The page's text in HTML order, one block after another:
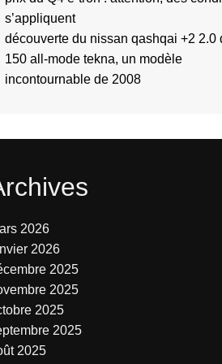
s’appliquent
découverte du nissan qashqai +2 2.0
150 all-mode tekna, un modèle
incontournable de 2008
2026
2026
2025
2025
2025
2025
2025